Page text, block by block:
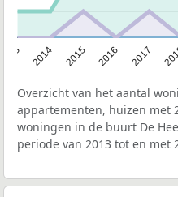
2014 2015 2016 2017
Overzicht van het aantal
appartementen, huizen met
woningen in de buurt De
periode van 2013 tot en met